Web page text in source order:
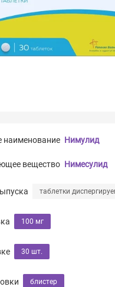
наименование Нимулид
вещество Нимесулид
таблетки
100 мг
30 шт.
блистер